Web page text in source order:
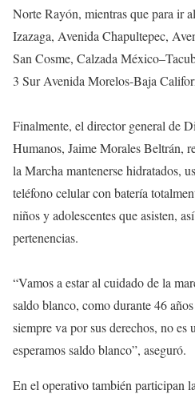
Norte Rayón, mientras que para ir
Izazaga, Avenida Chapultepec,
San Cosme, Calzada
3 Sur Avenida Morelos-Baja
Finalmente, el director general de
Humanos, Jaime Morales Beltrán,
la Marcha mantenerse hidratados,
teléfono celular con batería
niños y adolescentes que asisten,
pertenencias.
“Vamos a estar al cuidado de la
saldo blanco, como durante 46
siempre va por sus derechos, no es
esperamos saldo blanco”, aseguró.
En el operativo también participan